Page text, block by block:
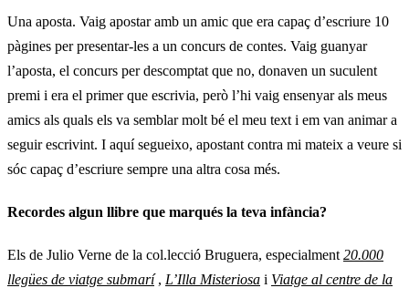
Una aposta. Vaig apostar amb un amic que era capaç d’escriure 10
pàgines per presentar-les a un concurs de contes. Vaig guanyar
l’aposta, el concurs per descomptat que no, donaven un suculent
premi i era el primer que escrivia, però l’hi vaig ensenyar als meus
amics als quals els va semblar molt bé el meu text i em van animar a
seguir escrivint. I aquí segueixo, apostant contra mi mateix a veure si
sóc capaç d’escriure sempre una altra cosa més.
Recordes algun llibre que marqués la teva infància?
Els de Julio Verne de la col.lecció Bruguera, especialment 20.000
llegües de viatge submarí, L’Illa Misteriosa i Viatge al centre de la